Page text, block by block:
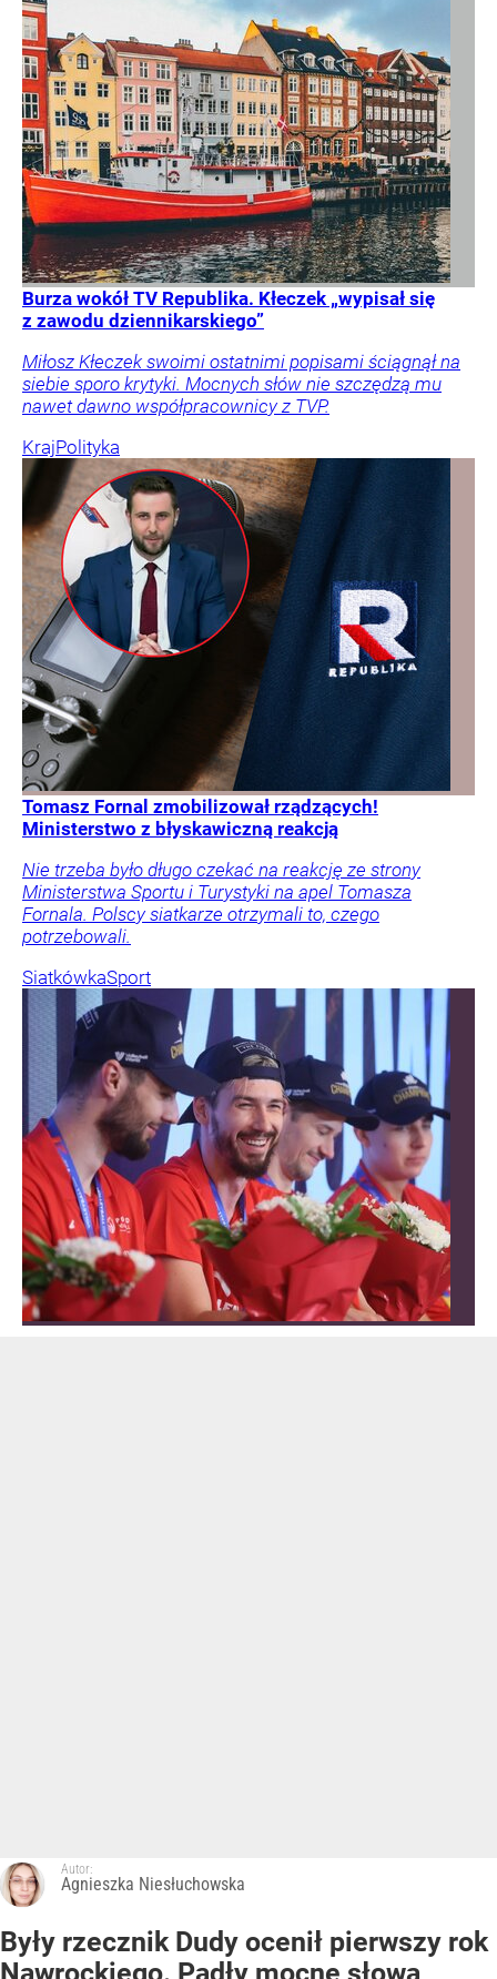
Burza wokół TV Republika. Kłeczek „wypisał się
z zawodu dziennikarskiego”
Miłosz Kłeczek swoimi ostatnimi popisami ściągnął na
siebie sporo krytyki. Mocnych słów nie szczędzą mu
nawet dawno współpracownicy z TVP.
KrajPolityka
Tomasz Fornal zmobilizował rządzących!
Ministerstwo z błyskawiczną reakcją
Nie trzeba było długo czekać na reakcję ze strony
Ministerstwa Sportu i Turystyki na apel Tomasza
Fornala. Polscy siatkarze otrzymali to, czego
potrzebowali.
SiatkówkaSport
Autor:
Agnieszka Niesłuchowska
Były rzecznik Dudy ocenił pierwszy rok